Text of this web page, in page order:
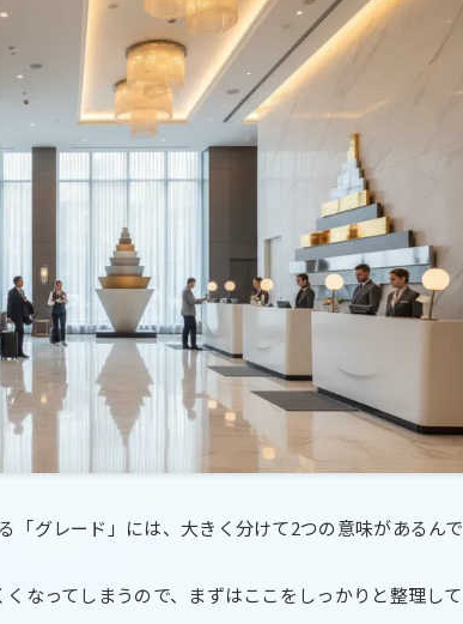
「グレード」には、大きく分けて2つの意味があるんで
なってしまうので、まずはここをしっかりと整理して